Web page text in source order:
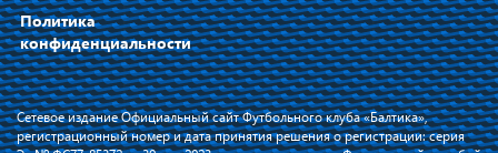
Политика
конфиденциальности
Сетевое издание Официальный сайт Футбольного клуба «Балтика»,
регистрационный номер и дата принятия решения о регистрации: серия